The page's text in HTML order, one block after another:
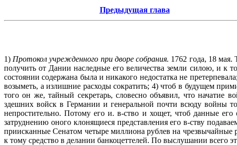
Предыдущая глава
1) Протокол учрежденного при дворе собрания. 1762 года, 18 мая.
получить от Дании наследные его величества земли силою, и к
состоянии содержана была и никакого недостатка не
возыметь, а излишние расходы сократить; 4) чтоб в будущем
того он же, тайный секретарь, словесно объявил, что
здешних войск в Германии и генеральной почти всюду войны
непростительно. Потому его и. в-ство и хощет, чтоб данные
затруднению оного клонящиеся представления его в-ству
приисканные Сенатом четыре миллиона рублев на чрезвычайные
к тому средство в делании банкоцеттелей. По выслушании всего